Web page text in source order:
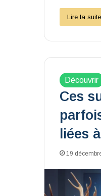
Lire la
Découvrir
Ces
liées
19